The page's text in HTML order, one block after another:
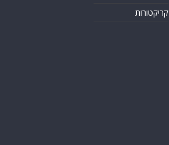
קריקטורות